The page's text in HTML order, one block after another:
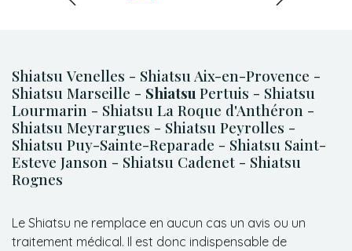
Shiatsu Venelles - Shiatsu Aix-en-Provence -
Shiatsu Marseille - Shiatsu Pertuis - Shiatsu
Lourmarin - Shiatsu La Roque d'Anthéron -
Shiatsu Meyrargues - Shiatsu Peyrolles -
Shiatsu Puy-Sainte-Reparade - Shiatsu Saint-
Esteve Janson - Shiatsu Cadenet - Shiatsu
Rognes
Le Shiatsu ne remplace en aucun cas un avis ou un
traitement médical. Il est donc indispensable de